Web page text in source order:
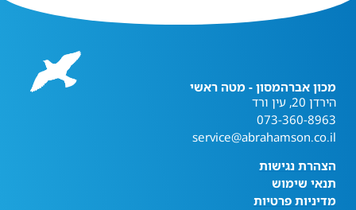
מכון אברהמסון - מטה ראשי
הירדן 20, עין ורד
073-360-8963
service@abrahamson.co.il
הצהרת נגישות
תנאי שימוש
מדיניות פרטיות